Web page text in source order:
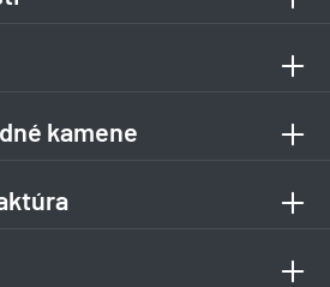
kamene